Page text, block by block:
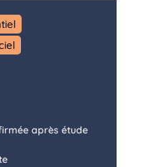
après étude